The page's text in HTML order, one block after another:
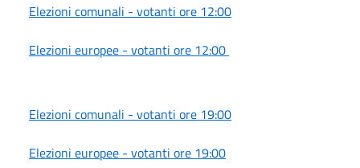
Elezioni comunali - votanti ore 12:00
Elezioni europee - votanti ore 12:00
Elezioni comunali - votanti ore 19:00
Elezioni europee - votanti ore 19:00